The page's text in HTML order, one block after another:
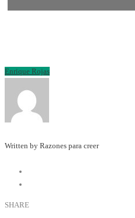
Enrique Rojas
Written by Razones para creer
SHARE